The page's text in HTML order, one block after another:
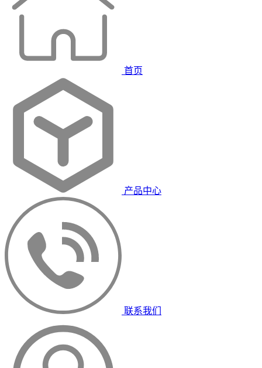
首页
产品中心
联系我们